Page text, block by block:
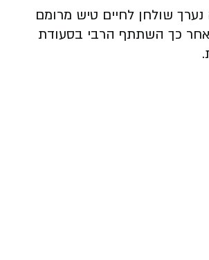
שולחן לחיים טיש מרומם
כך השתתף הרבי בסעודת